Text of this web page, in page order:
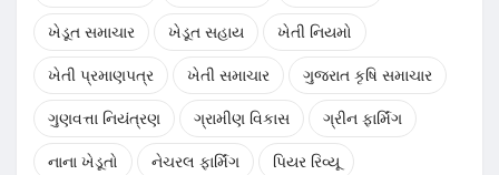
ખેડૂત સમાચાર ખેડૂત સહાય ખેતી નિયમો
ખેતી પ્રમાણપત્ર ખેતી સમાચાર ગુજરાત કૃષિ સમાચાર
ગુણવત્તા નિયંત્રણ ગ્રામીણ વિકાસ ગ્રીન ફાર્મિંગ
નાના ખેડૂતો નેચરલ ફાર્મિંગ પિયર રિવ્યૂ